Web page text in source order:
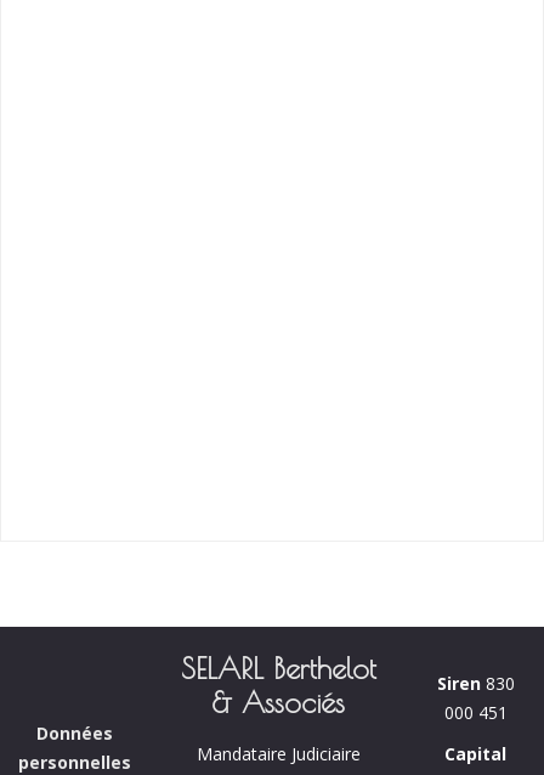
Données
personnelles
SELARL Berthelot
& Associés
Mandataire Judiciaire
Siren830
000 451
Capital